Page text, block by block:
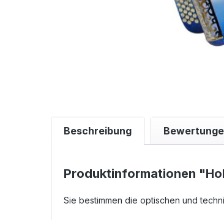
Beschreibung
Produktinformationen
Sie bestimmen die optischen und